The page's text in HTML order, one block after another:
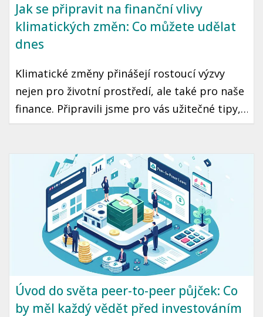
Jak se připravit na finanční vlivy
klimatických změn: Co můžete udělat
dnes
Klimatické změny přinášejí rostoucí výzvy
nejen pro životní prostředí, ale také pro naše
finance. Připravili jsme pro vás užitečné tipy,
jak se vypořádat s finančními vlivy těchto
Podíváme se na český kontext a konkrétní
kroky, které můžete podniknout už dnes.
Úvod do světa peer-to-peer půjček: Co
by měl každý vědět před investováním